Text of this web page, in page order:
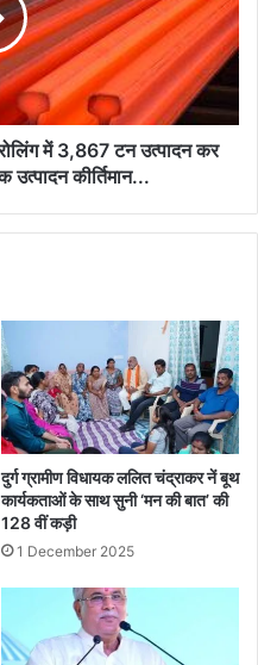
में 3,867 टन उत्पादन कर
उत्पादन कीर्तिमान...
दुर्ग ग्रामीण विधायक ललित चंद्राकर नें बूथ
कार्यकताओं के साथ सुनी ‘मन की बात’ की
128 वीं कड़ी
1 December 2025